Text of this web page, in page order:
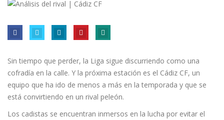
Sin tiempo que perder, la Liga sigue discurriendo como una
cofradía en la calle. Y la próxima estación es el Cádiz CF, un
equipo que ha ido de menos a más en la temporada y que se
está convirtiendo en un rival peleón.
Los cadistas se encuentran inmersos en la lucha por evitar el